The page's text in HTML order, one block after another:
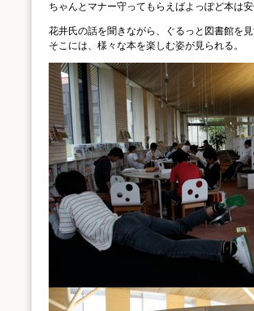
ちゃんとマナー守ってもらえばよっぽど本は安
花井氏の話を聞きながら、ぐるっと図書館を見
そこには、様々な本を楽しむ姿が見られる。